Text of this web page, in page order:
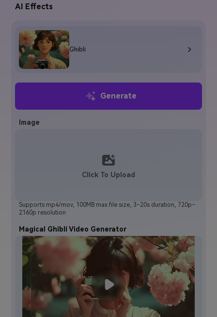
AI Effects
Ghibli
Generate
Image
Click To Upload
Supports mp4/mov, 100MB max file size, 3–20s duration, 720p–
2160p resolution
Magical Ghibli Video Generator